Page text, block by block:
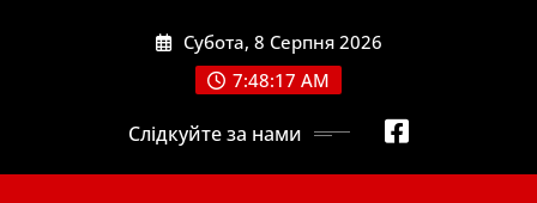
Субота, 8 Серпня 2026
7:48:18 AM
Слідкуйте за нами